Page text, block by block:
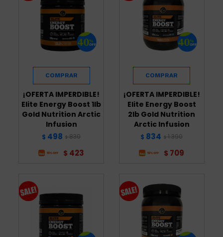
¡OFERTA IMPERDIBLE!
Elite Energy Boost 1lb
Gold Nutrition Arctic
Infusion
$ 498 $ 830
$ 423
¡OFERTA IMPERDIBLE!
Elite Energy Boost
2lb Gold Nutrition
Arctic Infusion
$ 834 $ 1.390
$ 709